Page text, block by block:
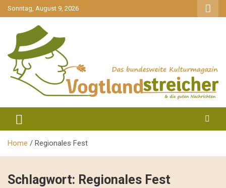
gehe
zum
Sonntag, August 9, 2026
Vogtlandstreicher
Home Regionales Fest
Schlagwort: Regionales Fest